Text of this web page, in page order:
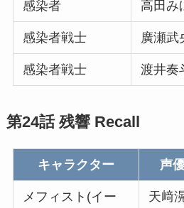
感染者 高田み
感染者戦士 廣瀬武
感染者戦士 渡井奏
第24話 残響 Recall
キャラクター 声
メフィスト(イー
天﨑